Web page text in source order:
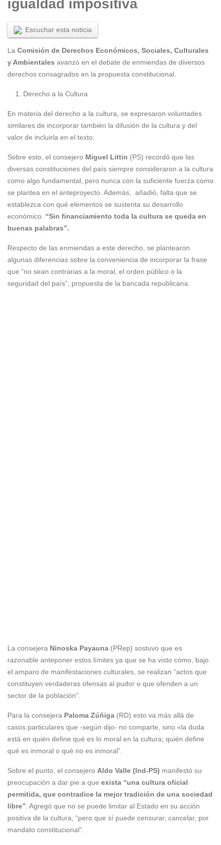
igualdad impositiva
Escuchar esta noticia
La Comisión de Derechos Económicos, Sociales, Culturales
y Ambientales avanzó en el debate de enmiendas de diversos
derechos consagrados en la propuesta constitucional.
Derecho a la Cultura
En materia del derecho a la cultura, se expresaron voluntades
similares de incorporar también la difusión de la cultura y del
valor de incluirla en el texto.
Sobre esto, el consejero Miguel Littin (PS) recordó que las
diversas constituciones del país siempre consideraron a la cultura
como algo fundamental, pero nunca con la suficiente fuerza como
se plantea en el anteproyecto. Además, añadió, falta que se
establezca con qué elementos se sustenta su desarrollo
económico. “Sin financiamiento toda la cultura se queda en
buenas palabras”.
Respecto de las enmiendas a este derecho, se plantearon
algunas diferencias sobre la conveniencia de incorporar la frase
que “no sean contrarias a la moral, el orden público o la
seguridad del país”, propuesta de la bancada republicana.
La consejera Ninoska Payauna (PRep) sostuvo que es
razonable anteponer estos límites ya que se ha visto cómo, bajo
el amparo de manifestaciones culturales, se realizan “actos que
constituyen verdaderas ofensas al pudor o que ofenden a un
sector de la población”.
Para la consejera Paloma Zúñiga (RD) esto va más allá de
casos particulares que -según dijo- no comparte, sino «la duda
está en quién define qué es lo moral en la cultura; quién define
qué es inmoral o qué no es inmoral”.
Sobre el punto, el consejero Aldo Valle (Ind-PS) manifestó su
preocupación a dar pie a que exista “una cultura oficial
permitida, que contradice la mejor tradición de una sociedad
libre”. Agregó que no se puede limitar al Estado en su acción
positiva de la cultura, “pero que sí puede censurar, cancelar, por
mandato constitucional”.